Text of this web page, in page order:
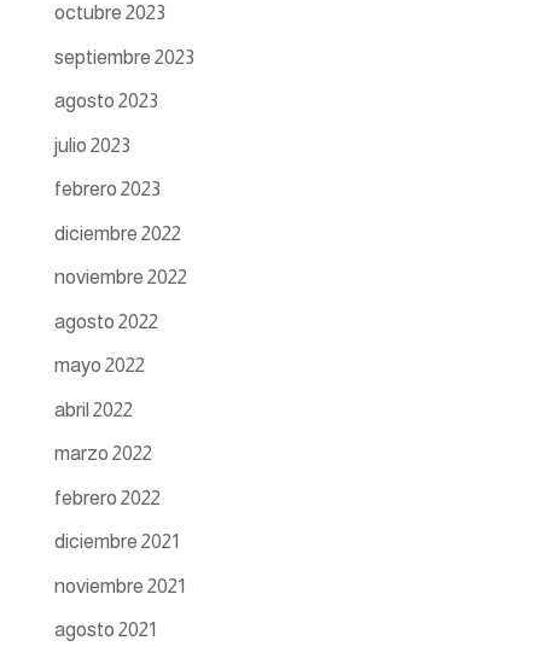
octubre 2023
septiembre 2023
agosto 2023
julio 2023
febrero 2023
diciembre 2022
noviembre 2022
agosto 2022
mayo 2022
abril 2022
marzo 2022
febrero 2022
diciembre 2021
noviembre 2021
agosto 2021